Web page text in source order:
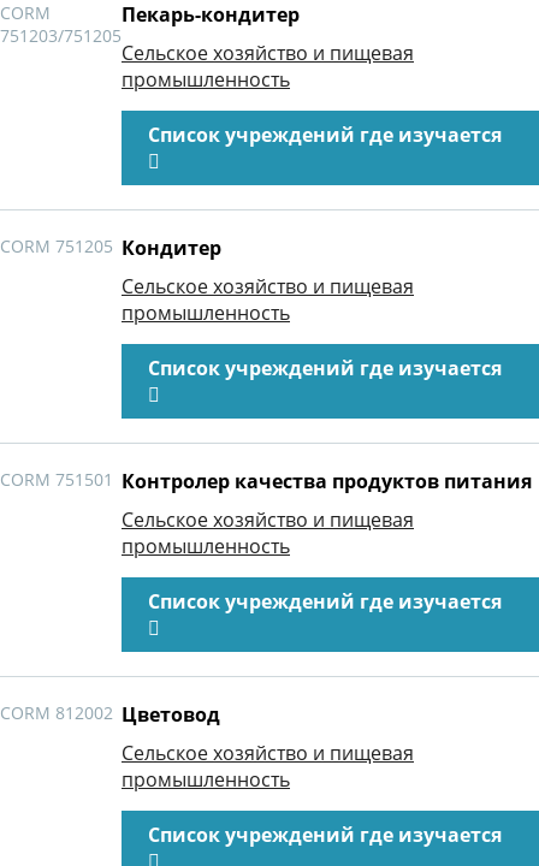
CORM
751203/751205
Пекарь-кондитер
Сельское хозяйство и пищевая
промышленность
Список учреждений где изучается
CORM 751205 Кондитер
Сельское хозяйство и пищевая
промышленность
Список учреждений где изучается
CORM 751501 Контролер качества продуктов питания
Сельское хозяйство и пищевая
промышленность
Список учреждений где изучается
CORM 812002 Цветовод
Сельское хозяйство и пищевая
промышленность
Список учреждений где изучается